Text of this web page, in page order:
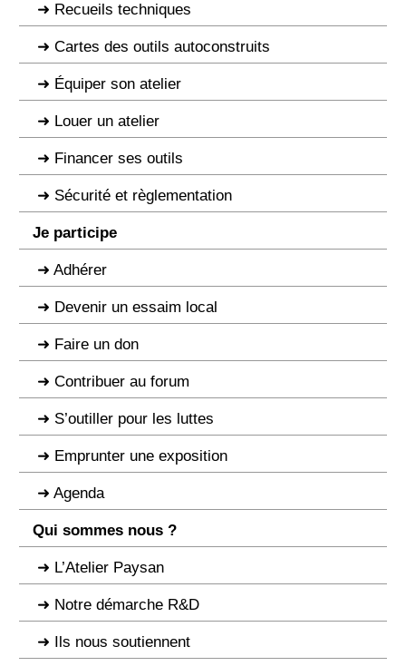
Recueils techniques
Cartes des outils autoconstruits
Équiper son atelier
Louer un atelier
Financer ses outils
Sécurité et règlementation
Je participe
Adhérer
Devenir un essaim local
Faire un don
Contribuer au forum
S’outiller pour les luttes
Emprunter une exposition
Agenda
Qui sommes nous ?
L’Atelier Paysan
Notre démarche R&D
Ils nous soutiennent